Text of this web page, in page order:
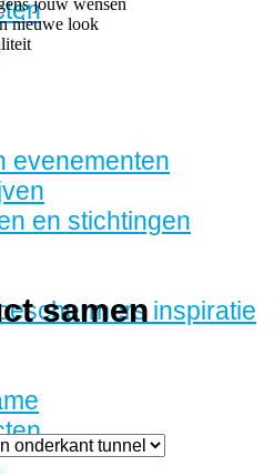
evenementen
en stichtingen
inspiratie
nieuwe look
samen